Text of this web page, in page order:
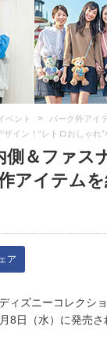
ベント > パーク外アイ
イン！“レトロおしゃれ
側＆ファス
アイテムを
ア
ズニーコレクシ
8日（水）に発売さ